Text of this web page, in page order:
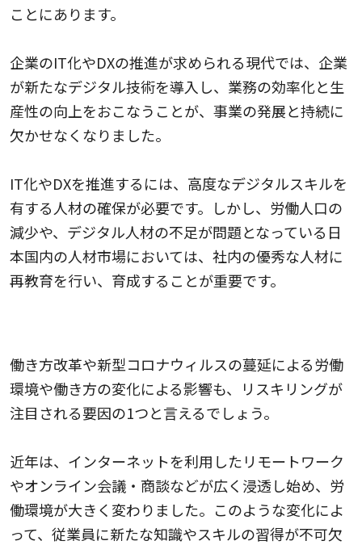
ことにあります。
企業のIT化やDXの推進が求められる現代では、企業
が新たなデジタル技術を導入し、業務の効率化と生
産性の向上をおこなうことが、事業の発展と持続に
欠かせなくなりました。
IT化やDXを推進するには、高度なデジタルスキルを
有する人材の確保が必要です。しかし、労働人口の
減少や、デジタル人材の不足が問題となっている日
本国内の人材市場においては、社内の優秀な人材に
再教育を行い、育成することが重要です。
働き方改革や新型コロナウィルスの蔓延による労働
環境や働き方の変化による影響も、リスキリングが
注目される要因の1つと言えるでしょう。
近年は、インターネットを利用したリモートワーク
やオンライン会議・商談などが広く浸透し始め、労
働環境が大きく変わりました。このような変化によ
って、従業員に新たな知識やスキルの習得が不可欠